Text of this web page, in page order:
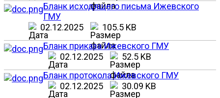
Бланк исходящего письма Ижевского
ГМУ
02.12.2025
105.5 KB
Бланк приказа Ижевского ГМУ
02.12.2025
52.5 KB
Бланк протокола Ижевского ГМУ
02.12.2025
30.09 KB